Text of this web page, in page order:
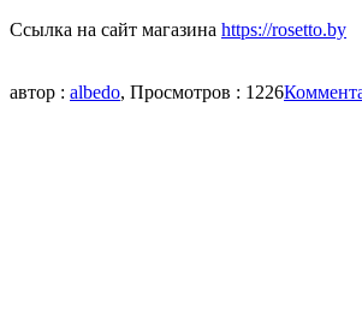
Ссылка на сайт магазина https://rosetto.by
автор : albedo, Просмотров : 1226